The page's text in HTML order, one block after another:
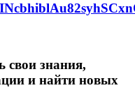
свои знания,
и найти новых